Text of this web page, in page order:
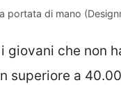
portata di mano
i giovani che non
superiore a